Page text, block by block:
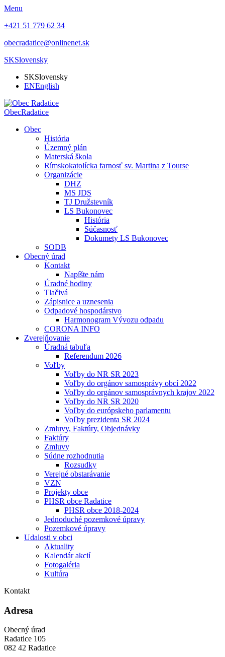
Menu
+421 51 779 62 34
obecradatice@onlinenet.sk
SKSlovensky
SKSlovensky
ENEnglish
ObecRadatice
Obec
História
Územný plán
Materská škola
Rímskokatolícka farnosť sv. Martina z Tourse
Organizácie
DHZ
MS JDS
TJ Družstevník
LS Bukonovec
História
Súčasnosť
Dokumety LS Bukonovec
SODB
Obecný úrad
Kontakt
Napíšte nám
Úradné hodiny
Tlačivá
Zápisnice a uznesenia
Odpadové hospodárstvo
Harmonogram Vývozu odpadu
CORONA INFO
Zverejňovanie
Úradná tabuľa
Referendum 2026
Voľby
Voľby do NR SR 2023
Voľby do orgánov samosprávy obcí 2022
Voľby do orgánov samosprávnych krajov 2022
Voľby do NR SR 2020
Voľby do európskeho parlamentu
Voľby prezidenta SR 2024
Zmluvy, Faktúry, Objednávky
Faktúry
Zmluvy
Súdne rozhodnutia
Rozsudky
Verejné obstarávanie
VZN
Projekty obce
PHSR obce Radatice
PHSR obce 2018-2024
Jednoduché pozemkové úpravy
Pozemkové úpravy
Udalosti v obci
Aktuality
Kalendár akcií
Fotogaléria
Kultúra
Kontakt
Adresa
Obecný úrad
Radatice 105
082 42 Radatice